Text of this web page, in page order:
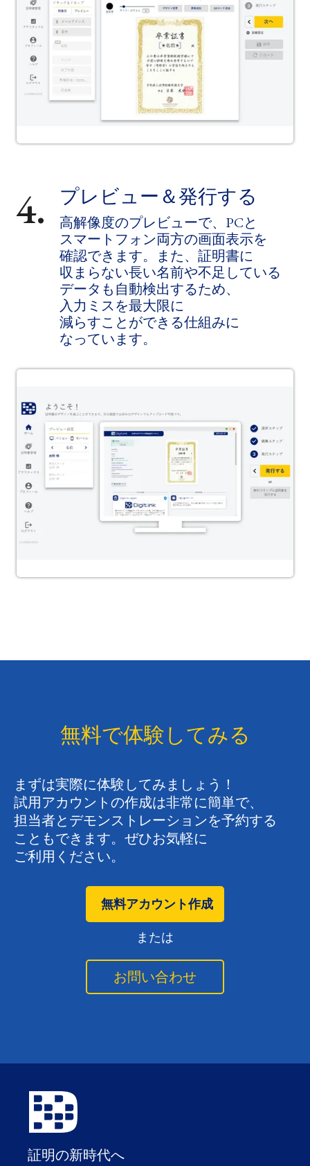
4. プレビュー＆発行する
高解像度の​プレビューで、​PCと​
スマートフォン両方の​画面​表示を​
確認できます。​また、​証明書に​
収まらない​長い​名前や​不足している​
データも​自動検出する​ため、​
入力ミスを​最大限に​
減らすことができる​仕組みに​
なっています。
無料で体験してみる
まずは​実際に​体験してみましょう！​
試用アカウントの​作成は​非常に​簡単で、​
担当者と​デモンストレーションを​予約する​
こともできます。​ぜひ​お気軽に​
ご利用ください。
無料アカウント作成
または
お問い合わせ
証明の新時代へ